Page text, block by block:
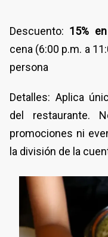
Descuento: 15%
cena (6:00 p.m. a
persona
Detalles: Aplica
del restaurante.
promociones ni
la división de la